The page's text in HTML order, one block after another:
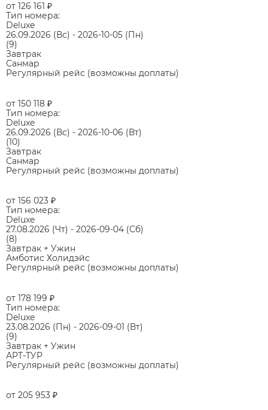
от 126 161 ₽
Тип номера:
Deluxe
26.09.2026 (Вс) - 2026-10-05 (Пн)
(9)
Завтрак
Санмар
Регулярный рейс (возможны доплаты)
от 150 118 ₽
Тип номера:
Deluxe
26.09.2026 (Вс) - 2026-10-06 (Вт)
(10)
Завтрак
Санмар
Регулярный рейс (возможны доплаты)
от 156 023 ₽
Тип номера:
Deluxe
27.08.2026 (Чт) - 2026-09-04 (Сб)
(8)
Завтрак + Ужин
Амботис Холидэйс
Регулярный рейс (возможны доплаты)
от 178 199 ₽
Тип номера:
Deluxe
23.08.2026 (Пн) - 2026-09-01 (Вт)
(9)
Завтрак + Ужин
АРТ-ТУР
Регулярный рейс (возможны доплаты)
от 205 953 ₽